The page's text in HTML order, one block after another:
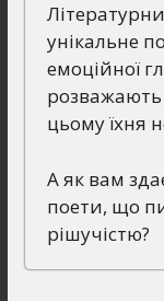
унікальне
емоційної
цьому їхня
А як вам
поети, що
рішучістю?